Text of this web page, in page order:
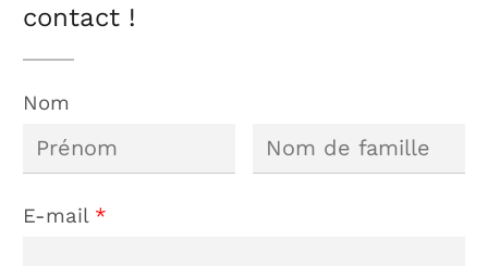
contact !
Nom
E-mail *